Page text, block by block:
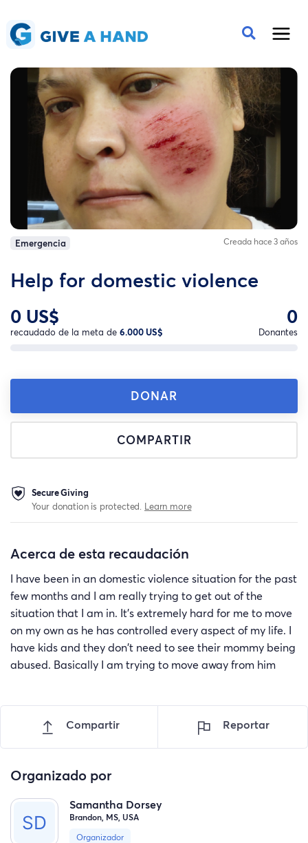
Emergencia Creada hace 3 años
Help for domestic violence
0 US$
recaudado de la meta de 6.000 US$
0
Donantes
DONAR
COMPARTIR
Secure Giving
Your donation is protected. Learn more
Acerca de esta recaudación
I have been in an domestic violence situation for the past
few months and I am really trying to get out of the
situation that I am in. It's extremely hard for me to move
on my own as he has controlled every aspect of my life. I
have kids and they don't need to see their mommy being
abused. Basically I am trying to move away from him
Compartir Reportar
Organizado por
Samantha Dorsey
Brandon, MS, USA
Organizador